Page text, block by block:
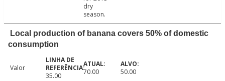
dry
season.
Local production of banana covers 50% of domestic
consumption
Valor
35.00
70.00 50.00